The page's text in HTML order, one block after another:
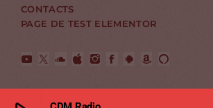
CONTACTS
PAGE DE TEST ELEMENTOR